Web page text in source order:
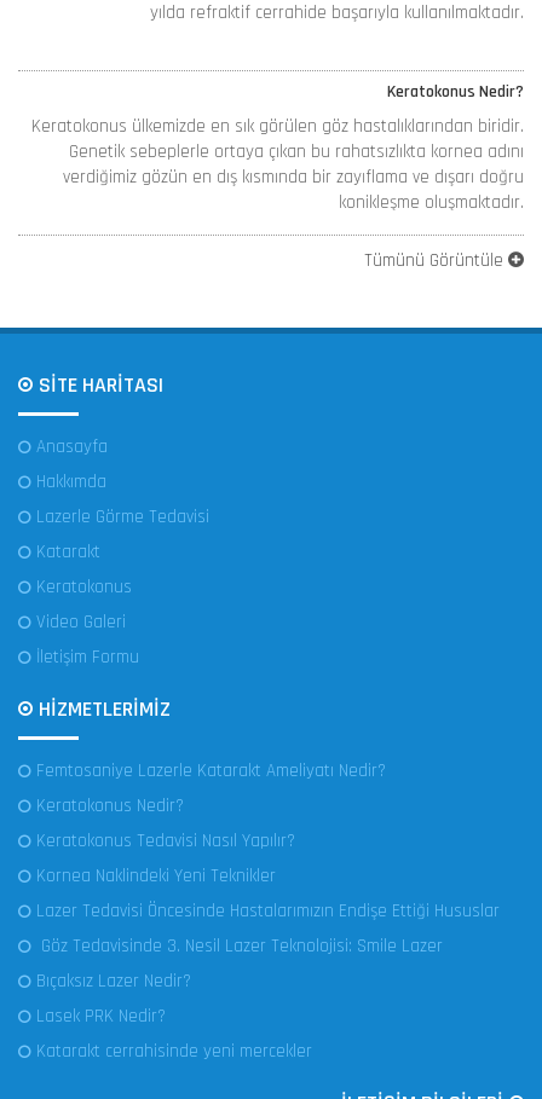
yılda refraktif cerrahide başarıyla kullanılmaktadır.
Keratokonus Nedir?
Keratokonus ülkemizde en sık görülen göz hastalıklarından biridir.
Genetik sebeplerle ortaya çıkan bu rahatsızlıkta kornea adını
verdiğimiz gözün en dış kısmında bir zayıflama ve dışarı doğru
konikleşme oluşmaktadır.
Tümünü Görüntüle
SİTE HARİTASI
Anasayfa
Hakkımda
Lazerle Görme Tedavisi
Katarakt
Keratokonus
Video Galeri
İletişim Formu
HİZMETLERİMİZ
Femtosaniye Lazerle Katarakt Ameliyatı Nedir?
Keratokonus Nedir?
Keratokonus Tedavisi Nasıl Yapılır?
Kornea Naklindeki Yeni Teknikler
Lazer Tedavisi Öncesinde Hastalarımızın Endişe Ettiği Hususlar
Göz Tedavisinde 3. Nesil Lazer Teknolojisi: Smile Lazer
Bıçaksız Lazer Nedir?
Lasek PRK Nedir?
Katarakt cerrahisinde yeni mercekler